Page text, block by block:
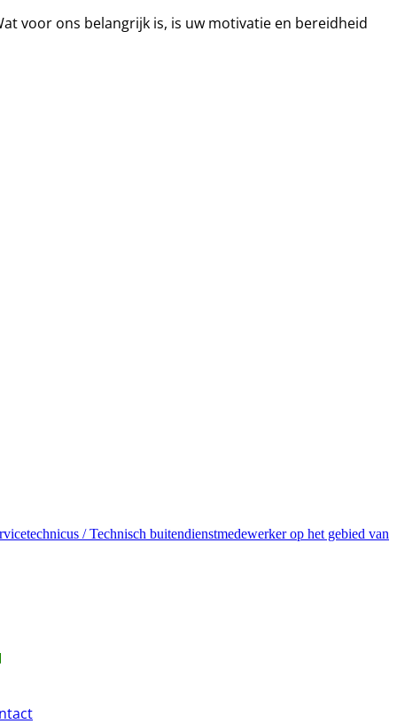
voor ons belangrijk is, is uw motivatie en bereidheid
/ Technisch buitendienstmedewerker op het gebied van